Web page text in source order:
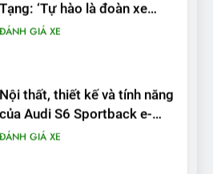
của Audi S6 Sportback e-
tron
ĐÁNH GIÁ XE
VinFast VF8 đạt 4 sao trong
thử nghiệm an toàn NHTSA
tại Mỹ
ĐÁNH GIÁ XE